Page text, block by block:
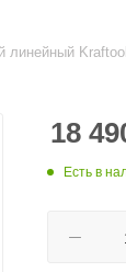
линейный
18
Есть в